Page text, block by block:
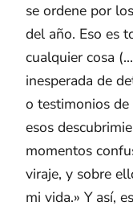
se ordene por
del año. Eso es
cualquier cosa
inesperada de
o testimonios de
esos
momentos
viraje, y sobre
mi vida.» Y así,